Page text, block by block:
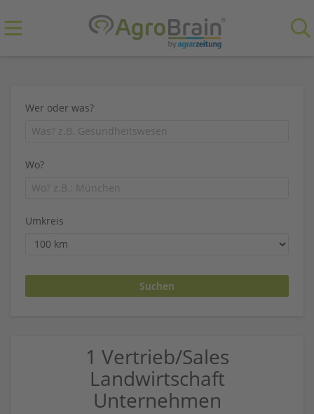
Wer oder was?
Wo?
Umkreis
1 Vertrieb/Sales
Landwirtschaft
Unternehmen